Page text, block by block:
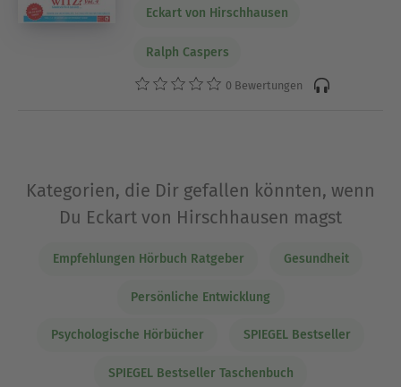
Eckart von Hirschhausen
Ralph Caspers
0 Bewertungen
Kategorien, die Dir gefallen könnten, wenn
Du Eckart von Hirschhausen magst
Empfehlungen Hörbuch Ratgeber Gesundheit
Persönliche Entwicklung
Psychologische Hörbücher SPIEGEL Bestseller
SPIEGEL Bestseller Taschenbuch